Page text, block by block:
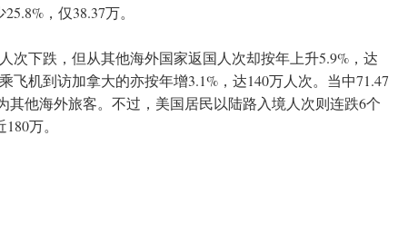
，仅38.37万。
次下跌，但从其他海外国家返国人次却按年上升5.9%，达
飞机到访加拿大的亦按年增3.1%，达140万人次。当中71.47
其他海外旅客。不过，美国居民以陆路入境人次则连跌6个
万。